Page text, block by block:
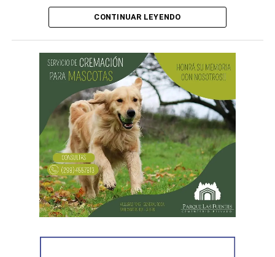
Desde Vialidad Nacional informaron que,durante las
próximas semanas, el operativo de bacheo será
reforzado con dos nuevas cuadrillas de trabajo y dos
camiones bacheadores, lo que permitirá incrementar
el ritmo de ejecución y optimizar las tareas de
mantenimiento en distintos puntos del Alto Valle.
Por otra parte, el organismo avanza con el relevamiento
CONTINUAR LEYENDO